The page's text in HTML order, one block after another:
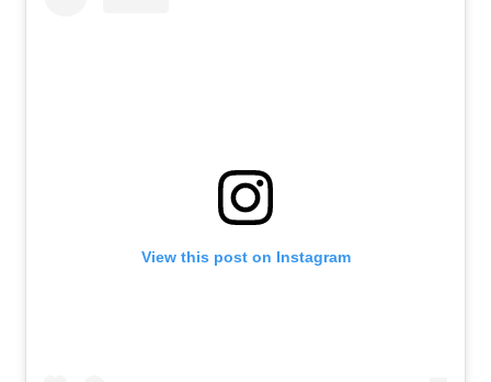
View this post on Instagram